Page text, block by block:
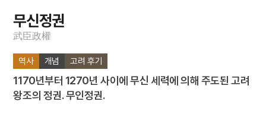
5
6
8
각저총
9
강령 탈춤
10 강수곤
무신정권
武臣政權
역사 개념 고려 후기
1170년부터 1270년 사이에 무신 세력에 의해 주도된 고려
왕조의 정권. 무인정권.